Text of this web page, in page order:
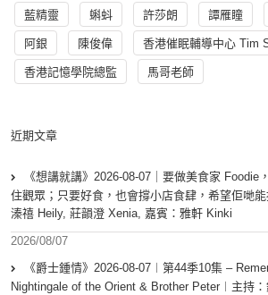
藍精靈 蝌蚪 許莎朗 譚雁瞳
阿銀 陳俊偉 香港催眠輔導中心 Tim
香港記憶學院總監 馬哥老師
近期文章
《想講就講》2026-08-07｜要做美食家 Foodie
住觀眾；只要好食，也會撐小店食肆，希望佢哋
溱禧 Heily, 莊韻澄 Xenia, 嘉賓：雅軒 Kinki
2026/08/07
《爵士鍾情》2026-08-07︱第44季10集 –
Nightingale of the Orient & Brother Peter︱主持